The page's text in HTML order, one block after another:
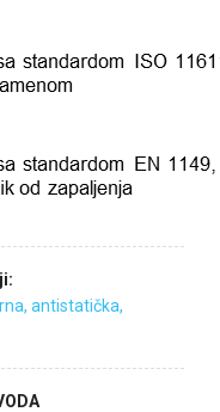
antistatička,